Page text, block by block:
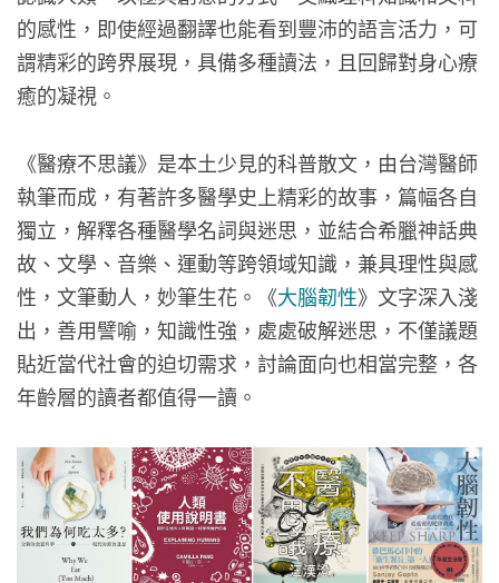
的感性，即使經過翻譯也能看到豐沛的語言活力，可
謂精彩的跨界展現，具備多種讀法，且回歸對身心療
癒的凝視。
《醫療不思議》是本土少見的科普散文，由台灣醫師
執筆而成，有著許多醫學史上精彩的故事，篇幅各自
獨立，解釋各種醫學名詞與迷思，並結合希臘神話典
故、文學、音樂、運動等跨領域知識，兼具理性與感
性，文筆動人，妙筆生花。《大腦韌性》文字深入淺
出，善用譬喻，知識性強，處處破解迷思，不僅議題
貼近當代社會的迫切需求，討論面向也相當完整，各
年齡層的讀者都值得一讀。